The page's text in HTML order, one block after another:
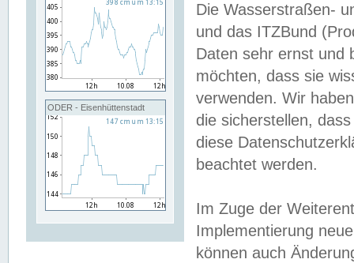
ODER - Eisenhüttenstadt
Die Wasserstraßen-
und das ITZBund
Daten sehr ernst und
möchten, dass sie
verwenden. Wir
die sicherstellen,
diese
beachtet werden.
Im Zuge der
Implementierung
können auch